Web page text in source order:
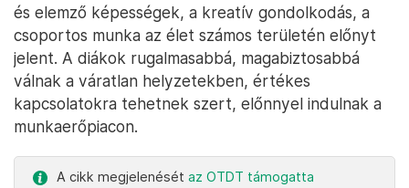
és elemző képességek, a kreatív gondolkodás, a
csoportos munka az élet számos területén előnyt
jelent. A diákok rugalmasabbá, magabiztosabbá
válnak a váratlan helyzetekben, értékes
kapcsolatokra tehetnek szert, előnnyel indulnak a
munkaerőpiacon.
A cikk megjelenését az OTDT támogatta